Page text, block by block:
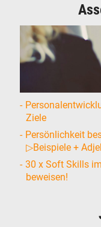
Ziele
Persönlichkeit
▷Beispiele +
30 x Soft Skills
beweisen!